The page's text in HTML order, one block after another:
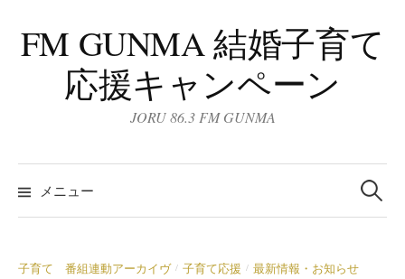
ン
テ
FM GUNMA 結婚子育て
応援キャンペーン
JORU 86.3 FM GUNMA
メニュー
検
索:
子育て 番組連動アーカイヴ / 子育て応援 / 最新情報・お知らせ